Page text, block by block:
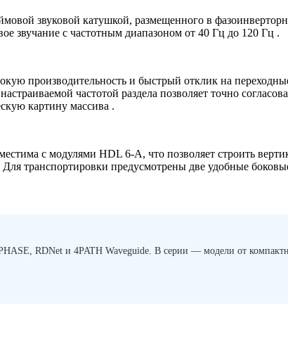
звуковой катушкой, размещенного в
звучание с частотным диапазоном от 40 Гц до 120 Гц .
производительность и быстрый отклик на
частотой раздела позволяет точно
картину массива .
с модулями HDL 6-A, что позволяет строить
транспортировки предусмотрены две удобные
RDNet и 4PATH Waveguide. В серии — модели от